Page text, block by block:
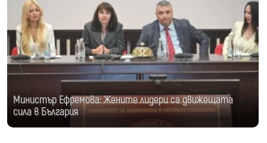
Министър Ефремова: Жените лидери са движещата
сила в България